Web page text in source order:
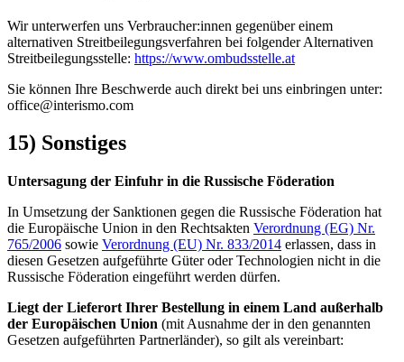
Wir unterwerfen uns Verbraucher:innen gegenüber einem
alternativen Streitbeilegungsverfahren bei folgender Alternativen
Streitbeilegungsstelle: https://www.ombudsstelle.at
Sie können Ihre Beschwerde auch direkt bei uns einbringen unter:
office@interismo.com
15) Sonstiges
Untersagung der Einfuhr in die Russische Föderation
In Umsetzung der Sanktionen gegen die Russische Föderation hat
die Europäische Union in den Rechtsakten Verordnung (EG) Nr.
765/2006 sowie Verordnung (EU) Nr. 833/2014 erlassen, dass in
diesen Gesetzen aufgeführte Güter oder Technologien nicht in die
Russische Föderation eingeführt werden dürfen.
Liegt der Lieferort Ihrer Bestellung in einem Land außerhalb
der Europäischen Union (mit Ausnahme der in den genannten
Gesetzen aufgeführten Partnerländer), so gilt als vereinbart: